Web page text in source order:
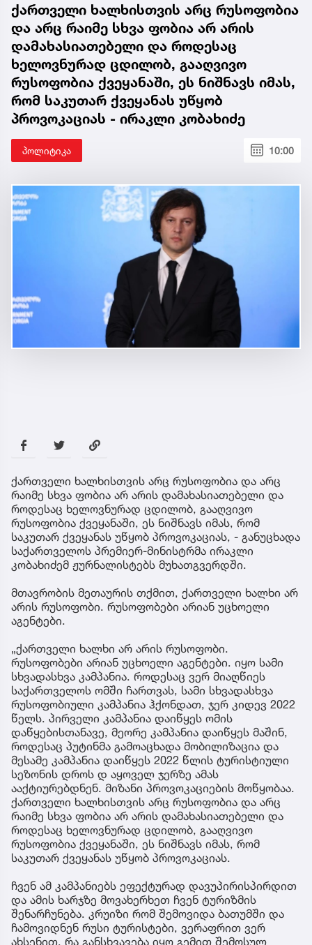
ქართველი ხალხისთვის არც რუსოფობია
და არც რაიმე სხვა ფობია არ არის
დამახასიათებელი და როდესაც
ხელოვნურად ცდილობ, გააღვივო
რუსოფობია ქვეყანაში, ეს ნიშნავს იმას,
რომ საკუთარ ქვეყანას უწყობ
პროვოკაციას - ირაკლი კობახიძე
პოლიტიკა 10:00
ქართველი ხალხისთვის არც რუსოფობია და არც
რაიმე სხვა ფობია არ არის დამახასიათებელი და
როდესაც ხელოვნურად ცდილობ, გააღვივო
რუსოფობია ქვეყანაში, ეს ნიშნავს იმას, რომ
საკუთარ ქვეყანას უწყობ პროვოკაციას, - განუცხადა
საქართველოს პრემიერ-მინისტრმა ირაკლი
კობახიძემ ჟურნალისტებს მუხათგვერდში.
მთავრობის მეთაურის თქმით, ქართველი ხალხი არ
არის რუსოფობი. რუსოფობები არიან უცხოელი
აგენტები.
„ქართველი ხალხი არ არის რუსოფობი.
რუსოფობები არიან უცხოელი აგენტები. იყო სამი
სხვადასხვა კამპანია. როდესაც ვერ მიაღწიეს
საქართველოს ომში ჩართვას, სამი სხვადასხვა
რუსოფობიული კამპანია ჰქონდათ, ჯერ კიდევ 2022
წელს. პირველი კამპანია დაიწყეს ომის
დაწყებისთანავე, მეორე კამპანია დაიწყეს მაშინ,
როდესაც პუტინმა გამოაცხადა მობილიზაცია და
მესამე კამპანია დაიწყეს 2022 წლის ტურისტიული
სეზონის დროს დ აყოველ ჯერზე ამას
ააქტიურებდნენ. მიზანი პროვოკაციების მოწყობაა.
ქართველი ხალხისთვის არც რუსოფობია და არც
რაიმე სხვა ფობია არ არის დამახასიათებელი და
როდესაც ხელოვნურად ცდილობ, გააღვივო
რუსოფობია ქვეყანაში, ეს ნიშნავს იმას, რომ
საკუთარ ქვეყანას უწყობ პროვოკაციას.
ჩვენ ამ კამპანიებს ეფექტურად დავუპირისპირდით
და ამის ხარჯზე მოვახერხეთ ჩვენ ტურიზმის
შენარჩუნება. კრუიზი რომ შემოვიდა ბათუმში და
ჩამოვიდნენ რუსი ტურისტები, ვერაფრით ვერ
ახსენით, რა განსხვავება იყო გემით შემოსულ